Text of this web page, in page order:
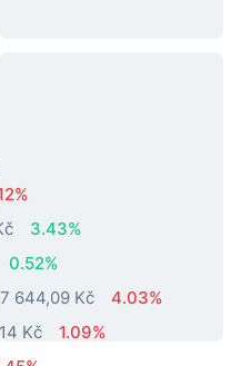
reálného světa
3.43%
0.52%
7 644,09 Kč
4.03%
Kč
1.09%